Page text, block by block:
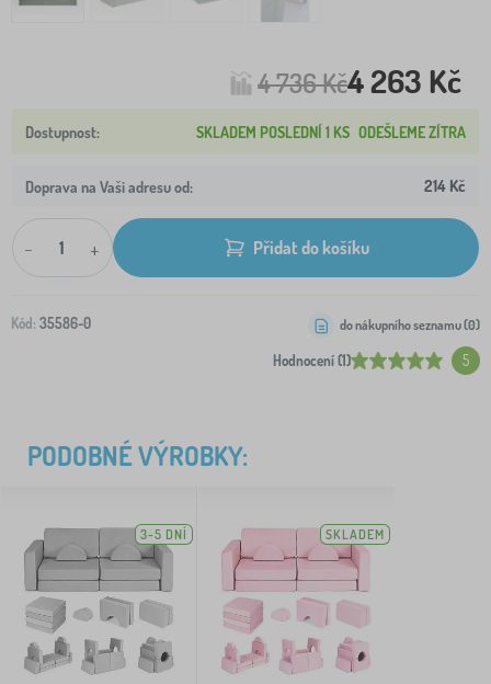
4 736 Kč4 263 Kč
SKLADEM POSLEDNÍ 1 KS ODEŠLEME ZÍTRA
Doprava na Vaši adresu od: 214 Kč
- + Přidat do košíku
Kód: 35586-0
Hodnocení (1) 5
do nákupního seznamu (0)
PODOBNÉ VÝROBKY:
3-5 DNÍ SKLADEM